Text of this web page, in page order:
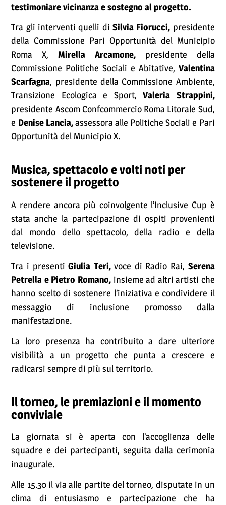
testimoniare vicinanza e sostegno al progetto.
Tra gli interventi quelli di Silvia Fiorucci, presidente
della Commissione Pari Opportunità del Municipio
Roma X,Mirella Arcamone,presidente della
Commissione Politiche Sociali e Abitative, Valentina
Scarfagna, presidente della Commissione Ambiente,
Transizione Ecologica e Sport,Valeria Strappini,
presidente Ascom Confcommercio Roma Litorale Sud,
e Denise Lancia,assessora alle Politiche Sociali e Pari
Opportunità del Municipio X.
Musica, spettacolo e volti noti per
sostenere il progetto
A rendere ancora più coinvolgente l’Inclusive Cup è
stata anche la partecipazione di ospiti provenienti
dal mondo dello spettacolo, della radio e della
televisione.
Tra i presentiGiulia Teri,voce di Radio Rai, Serena
Petrella e Pietro Romano,insieme ad altri artisti che
hanno scelto di sostenere l’iniziativa e condividere il
messaggio di inclusione promosso dalla
manifestazione.
La loro presenza ha contribuito a dare ulteriore
visibilità a un progetto che punta a crescere e
radicarsi sempre di più sul territorio.
Il torneo, le premiazioni e il momento
conviviale
La giornata si è aperta con l’accoglienza delle
squadre e dei partecipanti, seguita dalla cerimonia
inaugurale.
Alle 15.30 il via alle partite del torneo, disputate in un
clima di entusiasmo e partecipazione che ha